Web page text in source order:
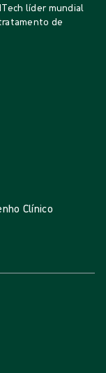
líder mundial
de
Clínico